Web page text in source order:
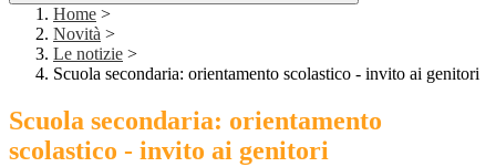
Home >
Novità >
Le notizie >
Scuola secondaria: orientamento scolastico - invito ai genitori
Scuola secondaria: orientamento
scolastico - invito ai genitori